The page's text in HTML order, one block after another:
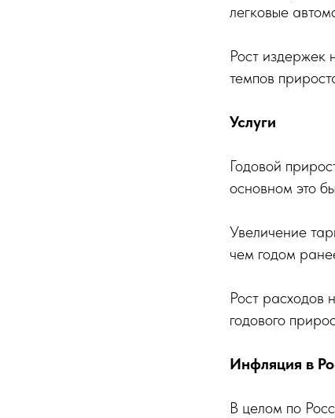
легковые
Рост издержек
темпов
Услуги
Годовой
основном это
Увеличение
чем годом
Рост расходов
годового
Инфляция в
В целом по